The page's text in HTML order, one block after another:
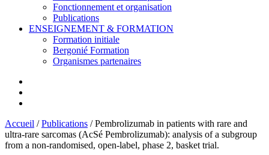
Fonctionnement et organisation
Publications
ENSEIGNEMENT & FORMATION
Formation initiale
Bergonié Formation
Organismes partenaires
Accueil /Publications /Pembrolizumab in patients with rare and
ultra-rare sarcomas (AcSé Pembrolizumab): analysis of a subgroup
from a non-randomised, open-label, phase 2, basket trial.